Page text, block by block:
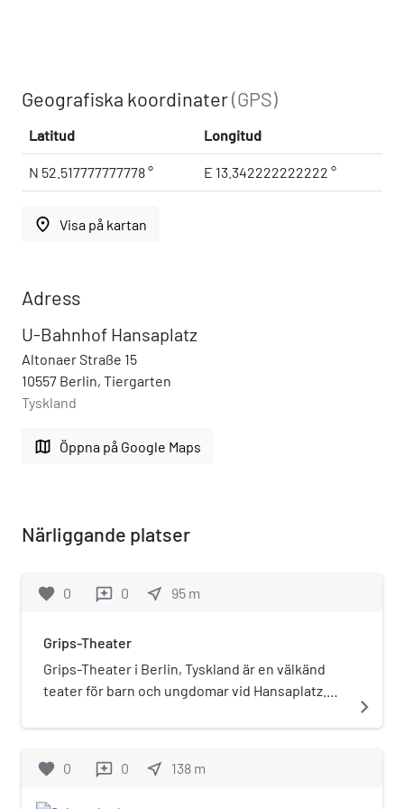
Geografiska koordinater(GPS)
Latitud Longitud
N 52.517777777778 ° E 13.342222222222 °
place Visa på kartan
Adress
U-Bahnhof Hansaplatz
Altonaer Straße 15
10557 Berlin, Tiergarten
Tyskland
map Öppna på Google Maps
Närliggande platser
favorite 0 reviews 0 near_me 95 m
Grips-Theater
Grips-Theater i Berlin, Tyskland är en välkänd
teater för barn och ungdomar vid Hansaplatz.
1974 då man flyttade in där biografen Bellevue
tunnelbanestationen.
navigate_next
favorite 0 reviews 0 near_me 138 m